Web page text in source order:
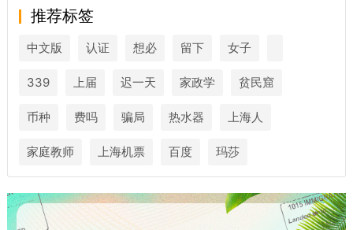
推荐标签
中文版 认证 想必 留下 女子
339 上届 迟一天 家政学 贫民窟
币种 费吗 骗局 热水器 上海人
家庭教师 上海机票 百度 玛莎